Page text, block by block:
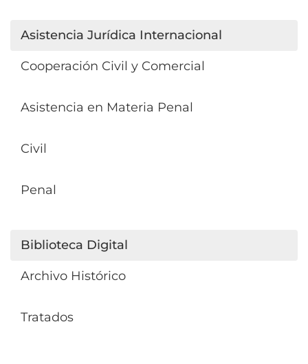
Asistencia Jurídica Internacional
Cooperación Civil y Comercial
Asistencia en Materia Penal
Civil
Penal
Biblioteca Digital
Archivo Histórico
Tratados